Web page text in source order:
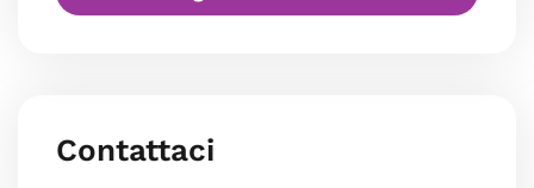
Contattaci